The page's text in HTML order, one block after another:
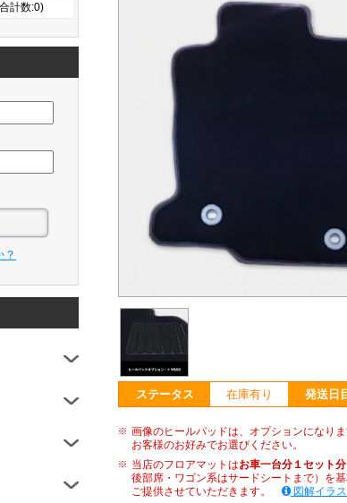
ステータス 在庫有り 発送日
画像のヒールパッドは、オプションになりま
お客様のお好みでお選びください。
当店のフロアマットはお車一台分１セット分
後部席・ワゴン系はサードシートまで）を
ご提供させていただきます。
図解イラ
計数:0)
ー
ー
ク
ツ